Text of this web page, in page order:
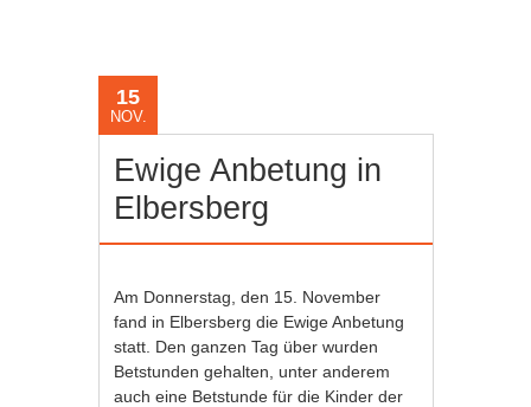
15
NOV.
Ewige Anbetung in
Elbersberg
Am Donnerstag, den 15. November
fand in Elbersberg die Ewige Anbetung
statt. Den ganzen Tag über wurden
Betstunden gehalten, unter anderem
auch eine Betstunde für die Kinder der